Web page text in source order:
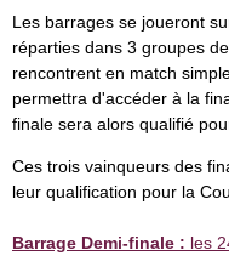
Les barrages se joueront
réparties dans 3 groupes
rencontrent en match
permettra d'accéder à la
finale sera alors qualifié
Ces trois vainqueurs des
leur qualification pour la
Barrage Demi-finale : les